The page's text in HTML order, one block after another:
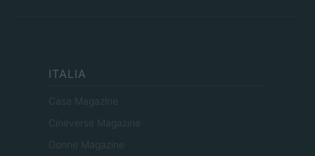
ITALIA
Casa Magazine
Cineverse Magazine
Donne Magazine